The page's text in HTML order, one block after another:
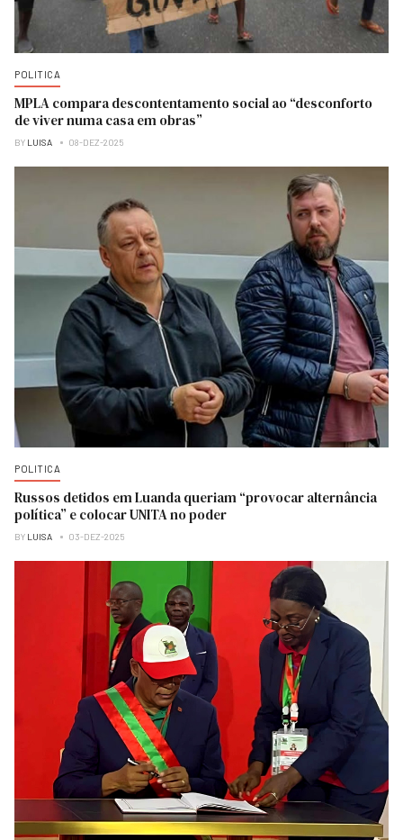
POLITICA
MPLA compara descontentamento social ao “desconforto
de viver numa casa em obras”
BY LUISA 08-DEZ-2025
POLITICA
Russos detidos em Luanda queriam “provocar alternância
política” e colocar UNITA no poder
BY LUISA 03-DEZ-2025